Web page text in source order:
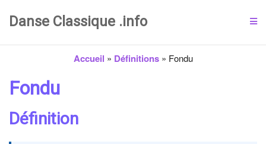
Danse Classique .info
Accueil » Définitions» Fondu
Fondu
Définition